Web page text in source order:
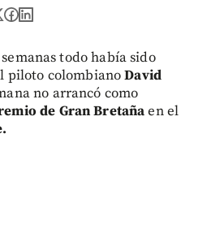
todo había sido
piloto colombianoDavid
no arrancó como
de Gran Bretañaen el